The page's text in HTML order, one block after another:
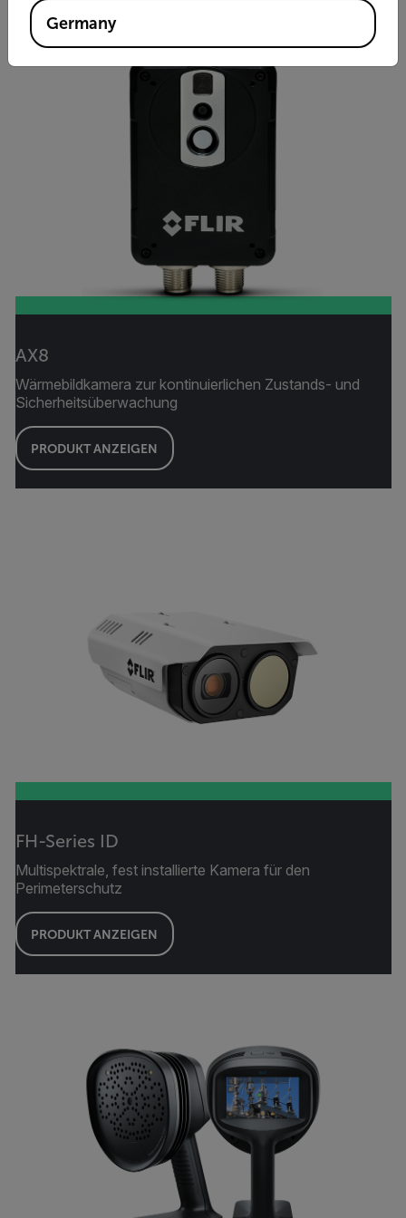
AX8
Wärmebildkamera zur kontinuierlichen Zustands- und
Sicherheitsüberwachung
PRODUKT ANZEIGEN
FH-Series ID
Multispektrale, fest installierte Kamera für den
Perimeterschutz
PRODUKT ANZEIGEN
Germany